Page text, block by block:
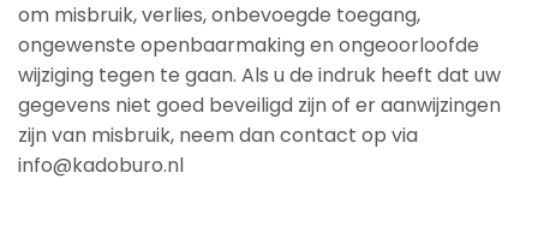
om misbruik, verlies, onbevoegde toegang,
ongewenste openbaarmaking en ongeoorloofde
wijziging tegen te gaan. Als u de indruk heeft dat uw
gegevens niet goed beveiligd zijn of er aanwijzingen
zijn van misbruik, neem dan contact op via
info@kadoburo.nl